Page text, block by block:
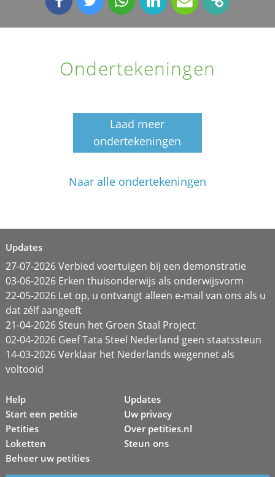
Ondertekeningen
Laad meer
ondertekeningen
Naar alle ondertekeningen
Updates
27-07-2026 Verbied voertuigen bij een demonstratie
03-06-2026 Erken thuisonderwijs als onderwijsvorm
22-05-2026 Let op, u ontvangt alleen e-mail van ons als u
dat zélf aangeeft
21-04-2026 Steun het Groen Staal Project
02-04-2026 Geef Tata Steel Nederland geen staatssteun
14-03-2026 Verklaar het Nederlands wegennet als
voltooid
Help
Start een petitie
Petities
Loketten
Beheer uw petities
Updates
Uw privacy
Over petities.nl
Steun ons